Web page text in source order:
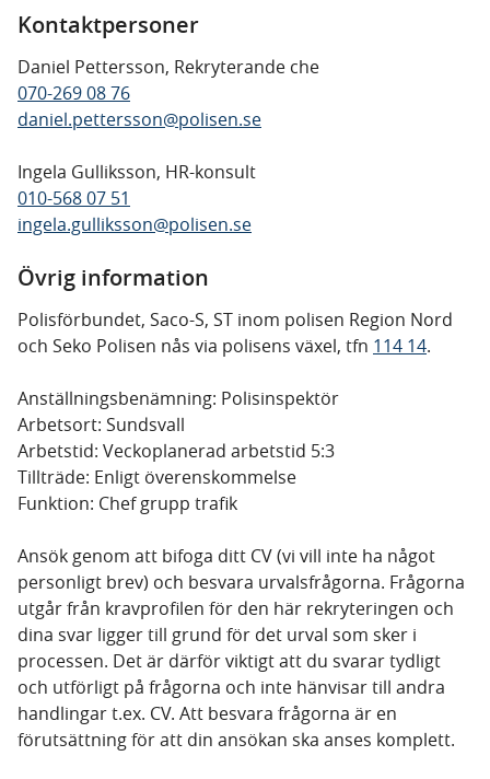
Kontaktpersoner
Daniel Pettersson, Rekryterande che
070-269 08 76
daniel.pettersson@polisen.se
Ingela Gulliksson, HR-konsult
010-568 07 51
ingela.gulliksson@polisen.se
Övrig information
Polisförbundet, Saco-S, ST inom polisen Region Nord
och Seko Polisen nås via polisens växel, tfn 114 14.
Anställningsbenämning: Polisinspektör
Arbetsort: Sundsvall
Arbetstid: Veckoplanerad arbetstid 5:3
Tillträde: Enligt överenskommelse
Funktion: Chef grupp trafik
Ansök genom att bifoga ditt CV (vi vill inte ha något
personligt brev) och besvara urvalsfrågorna. Frågorna
utgår från kravprofilen för den här rekryteringen och
dina svar ligger till grund för det urval som sker i
processen. Det är därför viktigt att du svarar tydligt
och utförligt på frågorna och inte hänvisar till andra
handlingar t.ex. CV. Att besvara frågorna är en
förutsättning för att din ansökan ska anses komplett.